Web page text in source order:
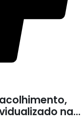
acolhimento,
na